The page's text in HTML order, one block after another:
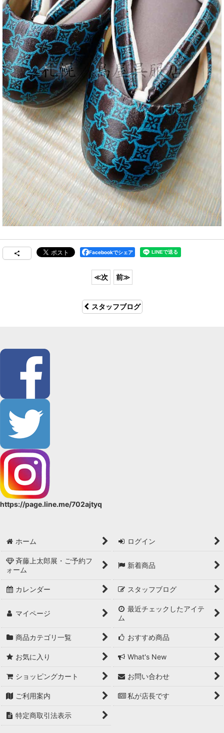
Facebookでシェア
スタッフブログ
https://page.line.me/702ajtyq
ホーム ログイン
斉藤上太郎展・ご予約フ
ォーム
新着商品
カレンダー スタッフブログ
マイページ
最近チェックしたアイテ
ム
商品カテゴリ一覧 おすすめ商品
お気に入り What's New
ショッピングカート お問い合わせ
ご利用案内 私が店長です
特定商取引法表示